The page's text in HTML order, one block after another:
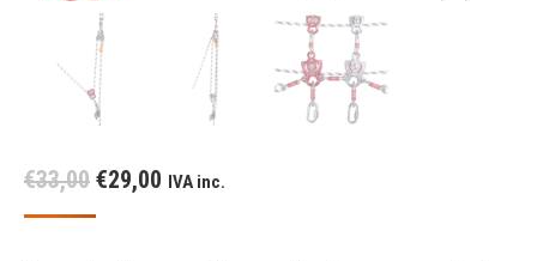
€33,00 Il
prezzo
€29,00 IlIVA inc.